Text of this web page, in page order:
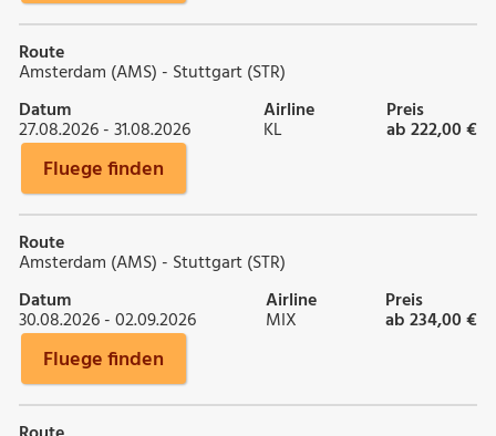
Route
Amsterdam (AMS) - Stuttgart (STR)
Datum
27.08.2026 - 31.08.2026
Airline
KL
Preis
ab 222,00 €
Fluege finden
Route
Amsterdam (AMS) - Stuttgart (STR)
Datum
30.08.2026 - 02.09.2026
Airline
MIX
Preis
ab 234,00 €
Fluege finden